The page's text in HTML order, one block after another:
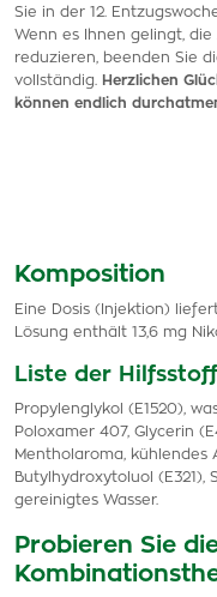
Sie in der 12.
Wenn es Ihnen gelingt,
reduzieren, beenden Sie
vollständig.
Herzlichen
können endlich
Komposition
Eine Dosis (Injektion)
Lösung enthält 13,6 mg
Liste der
Propylenglykol (E1520),
Poloxamer 407, Glycerin
Mentholaroma, kühlendes
Butylhydroxytoluol (E321),
gereinigtes Wasser.
Probieren Sie